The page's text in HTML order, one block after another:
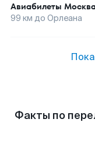
Авиабилеты
99 км до Орлеана
Факты по